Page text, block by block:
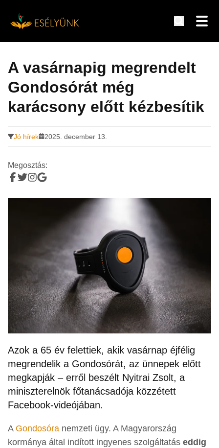
tartalomra
A vasárnapig megrendelt
Gondosórát még
karácsony előtt kézbesítik
Jó hírek 2025. december 13.
Megosztás:
Azok a 65 év felettiek, akik vasárnap éjfélig
megrendelik a Gondosórát, az ünnepek előtt
megkapják – erről beszélt Nyitrai Zsolt, a
miniszterelnök főtanácsadója közzétett
Facebook-videójában.
A Gondosóra nemzeti ügy. A Magyarország
kormánya által indított ingyenes szolgáltatás eddig